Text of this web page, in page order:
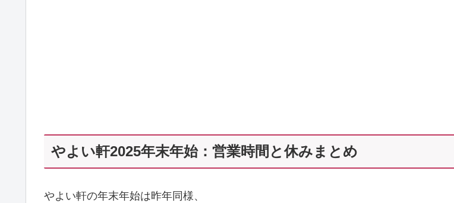
やよい軒2025年末年始：営業時間と休みまとめ
やよい軒の年末年始は昨年同様、